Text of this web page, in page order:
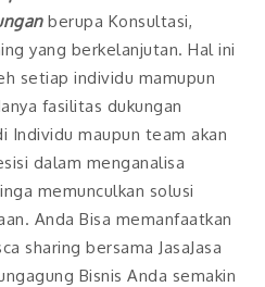
berupa Konsultasi,
yang berkelanjutan. Hal ini
setiap individu mamupun
fasilitas dukungan
Individu maupun team akan
dalam menganalisa
memunculkan solusi
Anda Bisa memanfaatkan
sharing bersama JasaJasa
Bisnis Anda semakin